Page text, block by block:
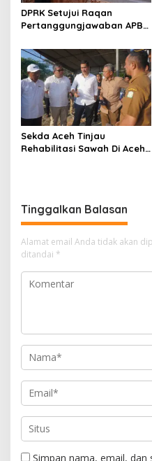
DPRK Setujui Raqan
Pertanggungjawaban APBK
Sekda Aceh Tinjau
Rehabilitasi Sawah Di Aceh
Tinggalkan Balasan
Alamat email Anda tidak akan
ditandai *
Simpan nama, email, dan